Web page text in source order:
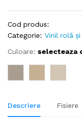
Cod produs:
Categorie: Vinil rolă
Culoare: selecteaza
Descriere Fisiere